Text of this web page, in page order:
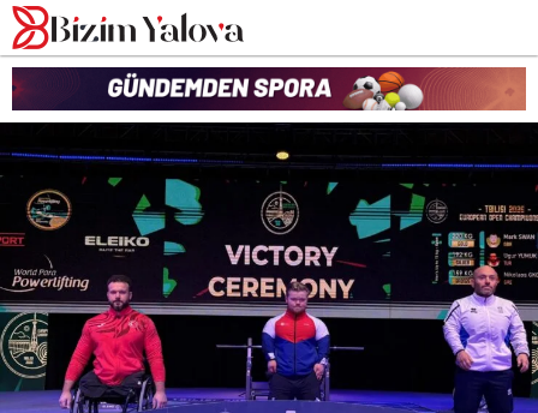
romabet
romabet
romabet
deneme
bonusu
veren
siteler